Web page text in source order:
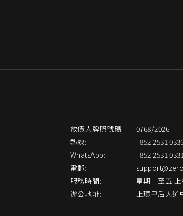
放債人牌照號碼:
0768/2026
熱線:
+852 2531
WhatsApp:
+852 2531
電郵:
服務時間:
星期一至五
辦公地址:
上環皇后大